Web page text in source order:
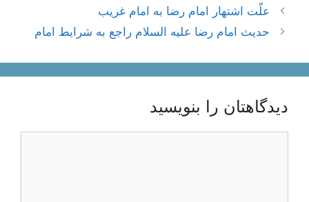
ناوبری
نوشته‌ها
علّت اشتهار امام رضا به امام غريب
حديث امام رضا علیه السلام راجع به شرايط امام‏
دیدگاهتان را بنویسید